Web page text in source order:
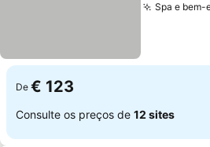
Spa e bem-
De € 123
Consulte os preços de 12 sites